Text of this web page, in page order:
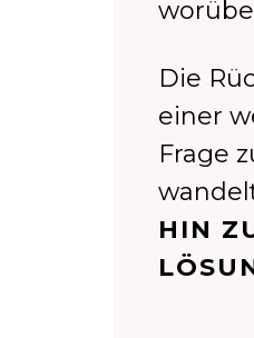
Die
einer
Frage
HIN